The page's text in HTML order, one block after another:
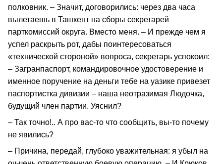
полковник. – Значит, договорились: через два часа
вылетаешь в Ташкент на сборы секретарей
парткомиссий округа. Вместо меня. – И прежде чем я
успел раскрыть рот, дабы поинтересоваться
«технической стороной» вопроса, секретарь успокоил:
– Загранпаспорт, командировочное удостоверение и
именное поручение на деньги тебе на уазике привезет
паспортистка дивизии – наша неотразимая Людочка,
будущий член партии. Уяснил?
– Так точно!.. А про вас-то что сообщить, вы-то почему
не явились?
– Причина, передай, глубоко уважительная: я убыл на